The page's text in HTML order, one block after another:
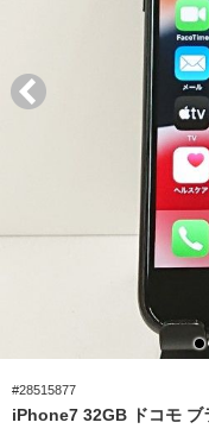
#28515877
iPhone7 32GB ドコモ ブ